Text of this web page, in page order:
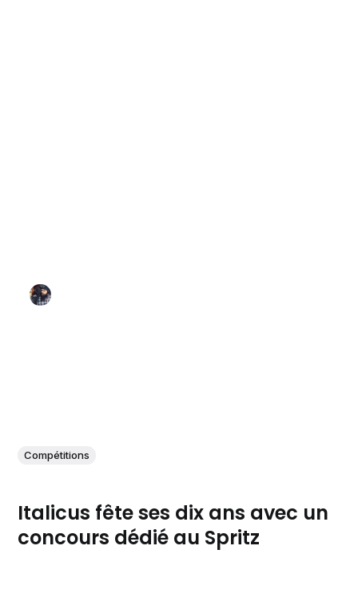
Compétitions
Italicus fête ses dix ans avec un
concours dédié au Spritz